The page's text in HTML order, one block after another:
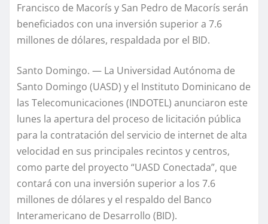
Francisco de Macorís y San Pedro de Macorís serán
beneficiados con una inversión superior a 7.6
millones de dólares, respaldada por el BID.
Santo Domingo. — La Universidad Autónoma de
Santo Domingo (UASD) y el Instituto Dominicano de
las Telecomunicaciones (INDOTEL) anunciaron este
lunes la apertura del proceso de licitación pública
para la contratación del servicio de internet de alta
velocidad en sus principales recintos y centros,
como parte del proyecto “UASD Conectada”, que
contará con una inversión superior a los 7.6
millones de dólares y el respaldo del Banco
Interamericano de Desarrollo (BID).